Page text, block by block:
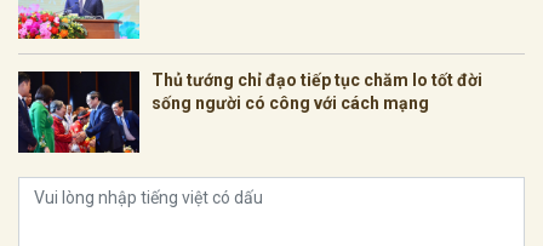
Thủ tướng chỉ đạo tiếp tục chăm lo tốt đời
sống người có công với cách mạng